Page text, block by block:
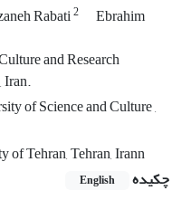
Rabati2
Ebrahim
and Research
Iran.
of Science and Culture ,
of Tehran, Tehran, Irann
چکیده
English